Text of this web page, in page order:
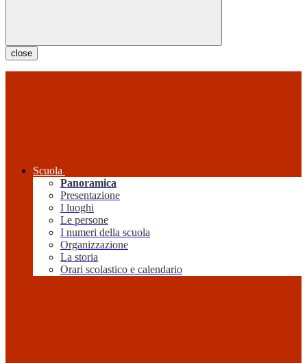
close
Scuola
Panoramica
Presentazione
I luoghi
Le persone
I numeri della scuola
Organizzazione
La storia
Orari scolastico e calendario